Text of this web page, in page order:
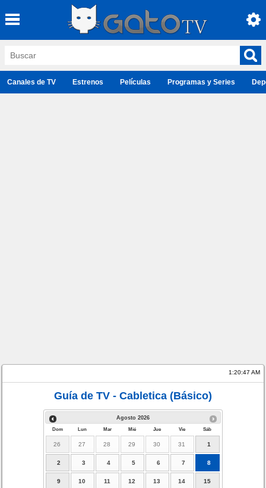
Canales de TV Estrenos Películas Programas y Series
1:20:48 AM
Guía de TV - Cabletica (Básico)
Agosto 2026
Dom Lun Mar Mié Jue Vie Sáb
26 27 28 29 30 31 1
2 3 4 5 6 7 8
9 10 11 12 13 14 15